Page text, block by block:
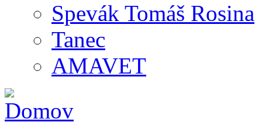
Spevák Tomáš Rosina
Tanec
AMAVET